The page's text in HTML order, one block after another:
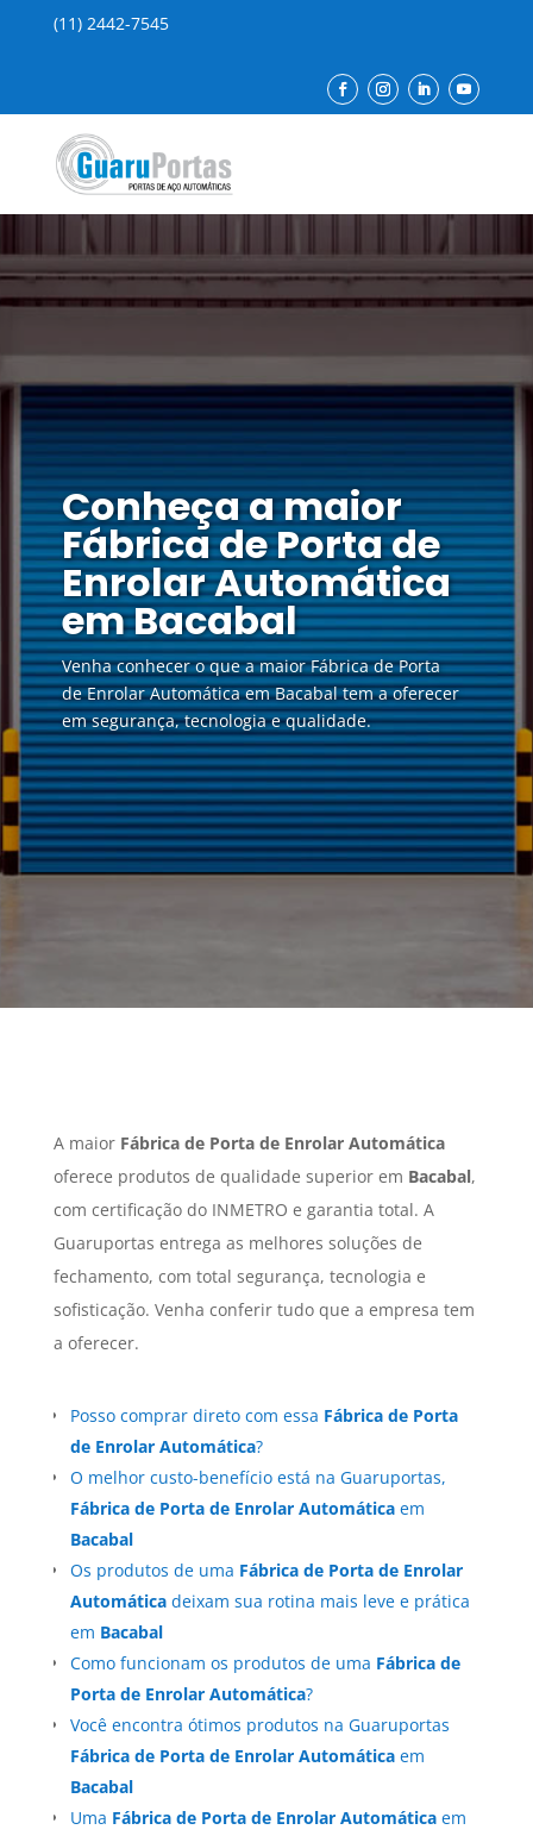
(11) 2442-7545
Conheça a maior
Fábrica de Porta de
Enrolar Automática
em Bacabal
Venha conhecer o que a maior Fábrica de Porta
de Enrolar Automática em Bacabal tem a oferecer
em segurança, tecnologia e qualidade.
A maior Fábrica de Porta de Enrolar Automática
oferece produtos de qualidade superior em Bacabal,
com certificação do INMETRO e garantia total. A
Guaruportas entrega as melhores soluções de
fechamento, com total segurança, tecnologia e
sofisticação. Venha conferir tudo que a empresa tem
a oferecer.
Posso comprar direto com essa Fábrica de Porta
de Enrolar Automática?
O melhor custo-benefício está na Guaruportas,
Fábrica de Porta de Enrolar Automáticaem
Bacabal
Os produtos de uma Fábrica de Porta de Enrolar
Automáticadeixam sua rotina mais leve e prática
em Bacabal
Como funcionam os produtos de uma Fábrica de
Porta de Enrolar Automática?
Você encontra ótimos produtos na Guaruportas
Fábrica de Porta de Enrolar Automáticaem
Bacabal
Uma Fábrica de Porta de Enrolar Automáticaem